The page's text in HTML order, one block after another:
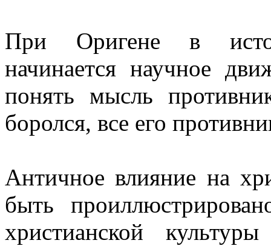
При Оригене в
начинается научное
понять мысль
боролся, все его
Античное влияние на
быть
христианской